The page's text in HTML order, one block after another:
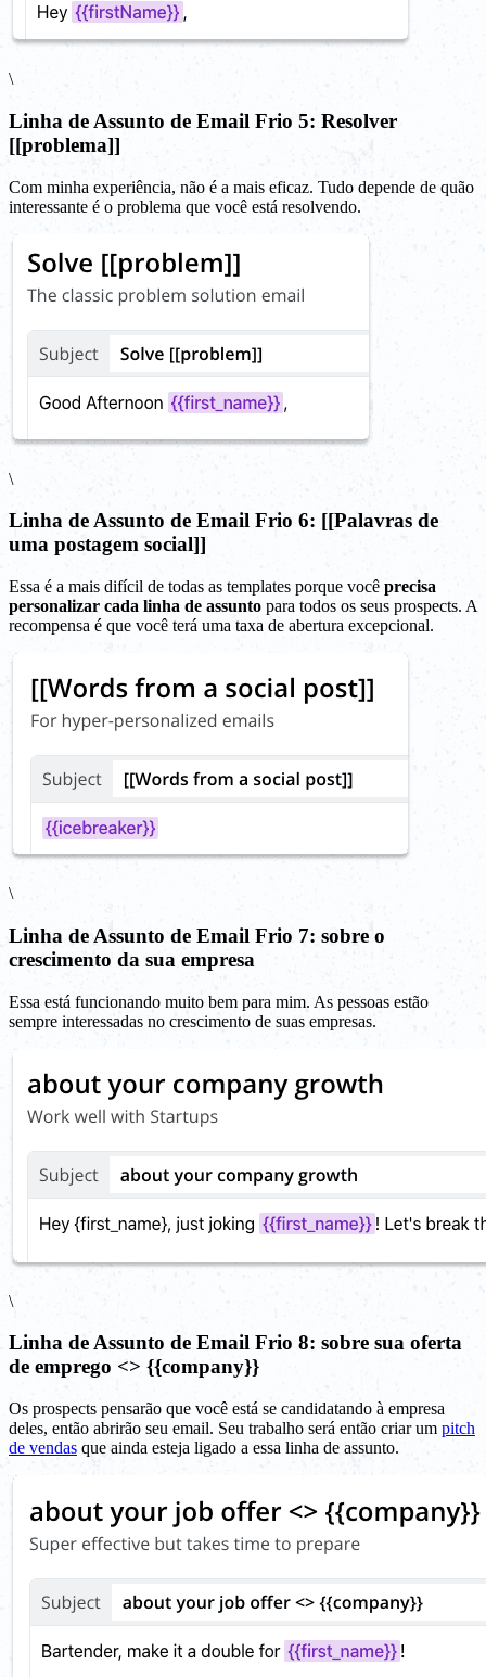
\
Linha de Assunto de Email Frio 5: Resolver
[[problema]]
Com minha experiência, não é a mais eficaz. Tudo depende de quão
interessante é o problema que você está resolvendo.
\
Linha de Assunto de Email Frio 6: [[Palavras de
uma postagem social]]
Essa é a mais difícil de todas as templates porque você precisa
personalizar cada linha de assunto para todos os seus prospects. A
recompensa é que você terá uma taxa de abertura excepcional.
\
Linha de Assunto de Email Frio 7: sobre o
crescimento da sua empresa
Essa está funcionando muito bem para mim. As pessoas estão
sempre interessadas no crescimento de suas empresas.
\
Linha de Assunto de Email Frio 8: sobre sua oferta
de emprego <> {{company}}
Os prospects pensarão que você está se candidatando à empresa
deles, então abrirão seu email. Seu trabalho será então criar um pitch
de vendas que ainda esteja ligado a essa linha de assunto.